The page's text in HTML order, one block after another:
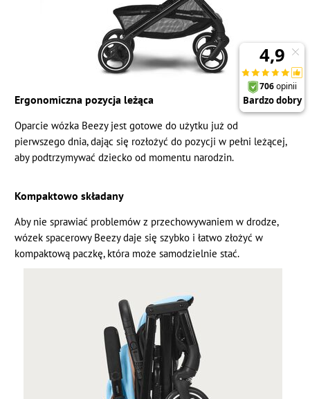
Ergonomiczna pozycja leżąca
Oparcie wózka Beezy jest gotowe do użytku już od
pierwszego dnia, dając się rozłożyć do pozycji w pełni leżącej,
aby podtrzymywać dziecko od momentu narodzin.
Kompaktowo składany
Aby nie sprawiać problemów z przechowywaniem w drodze,
wózek spacerowy Beezy daje się szybko i łatwo złożyć w
kompaktową paczkę, która może samodzielnie stać.